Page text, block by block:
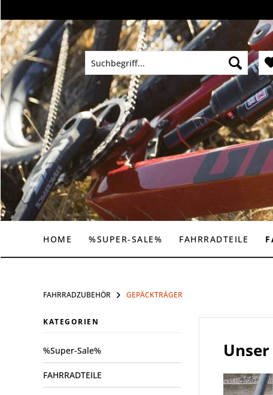
HOME %SUPER-SALE% FAHRRADTEILE
FAHRRADZUBEHÖR GEPÄCKTRÄGER
KATEGORIEN
%Super-Sale%
FAHRRADTEILE